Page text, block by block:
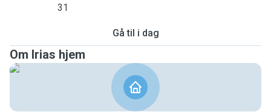
31
Gå til i dag
Om Irias hjem